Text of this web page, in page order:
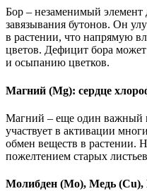
Бор – незаменимый элемент
завязывания бутонов. Он
в растении, что напрямую
цветов. Дефицит бора
и осыпанию цветков.
Магний (Mg): сердце
Магний – еще один важный
участвует в активации
обмен веществ в растении.
пожелтением старых
Молибден (Mo), Медь (Cu),